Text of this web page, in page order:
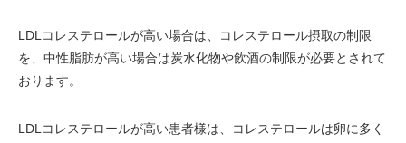
LDLコレステロールが高い場合は、コレステロール摂取の制限
を、中性脂肪が高い場合は炭水化物や飲酒の制限が必要とされて
おります。
LDLコレステロールが高い患者様は、コレステロールは卵に多く